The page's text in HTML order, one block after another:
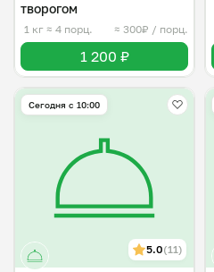
творогом
1 кг ≈ 4 порц. ≈ 300₽ / порц.
1 200 ₽
Сегодня с 10:00
5.0(11)